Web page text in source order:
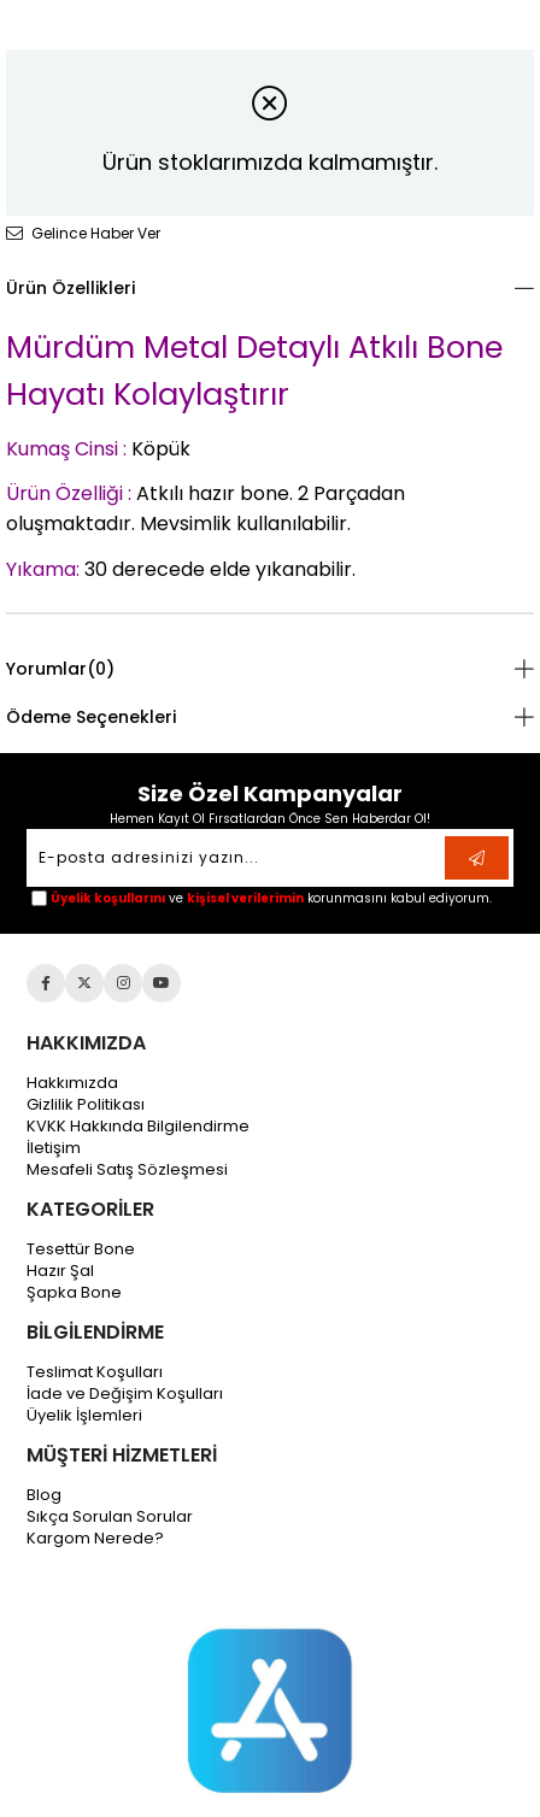
Ürün stoklarımızda kalmamıştır.
Gelince Haber Ver
Ürün Özellikleri
Mürdüm Metal Detaylı Atkılı Bone
Hayatı Kolaylaştırır
Kumaş Cinsi : Köpük
Ürün Özelliği : Atkılı hazır bone. 2 Parçadan
oluşmaktadır. Mevsimlik kullanılabilir.
Yıkama: 30 derecede elde yıkanabilir.
Yorumlar(0)
Ödeme Seçenekleri
Size Özel Kampanyalar
Hemen Kayıt Ol Fırsatlardan Önce Sen Haberdar Ol!
Üyelik koşullarını ve kişisel verilerimin korunmasını kabul ediyorum.
HAKKIMIZDA
Hakkımızda
Gizlilik Politikası
KVKK Hakkında Bilgilendirme
İletişim
Mesafeli Satış Sözleşmesi
KATEGORİLER
Tesettür Bone
Hazır Şal
Şapka Bone
BİLGİLENDİRME
Teslimat Koşulları
İade ve Değişim Koşulları
Üyelik İşlemleri
MÜŞTERİ HİZMETLERİ
Blog
Sıkça Sorulan Sorular
Kargom Nerede?